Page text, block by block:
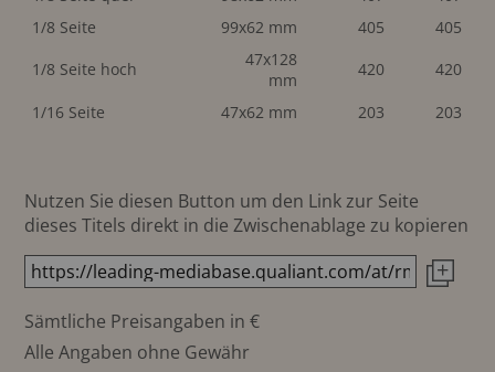
1/8 Seite
99x62 mm 405
405
1/8 Seite hoch
47x128
mm
420 420
1/16 Seite 47x62 mm 203 203
Nutzen Sie diesen Button um den Link zur Seite
dieses Titels direkt in die Zwischenablage zu kopieren
Sämtliche Preisangaben in €
Alle Angaben ohne Gewähr